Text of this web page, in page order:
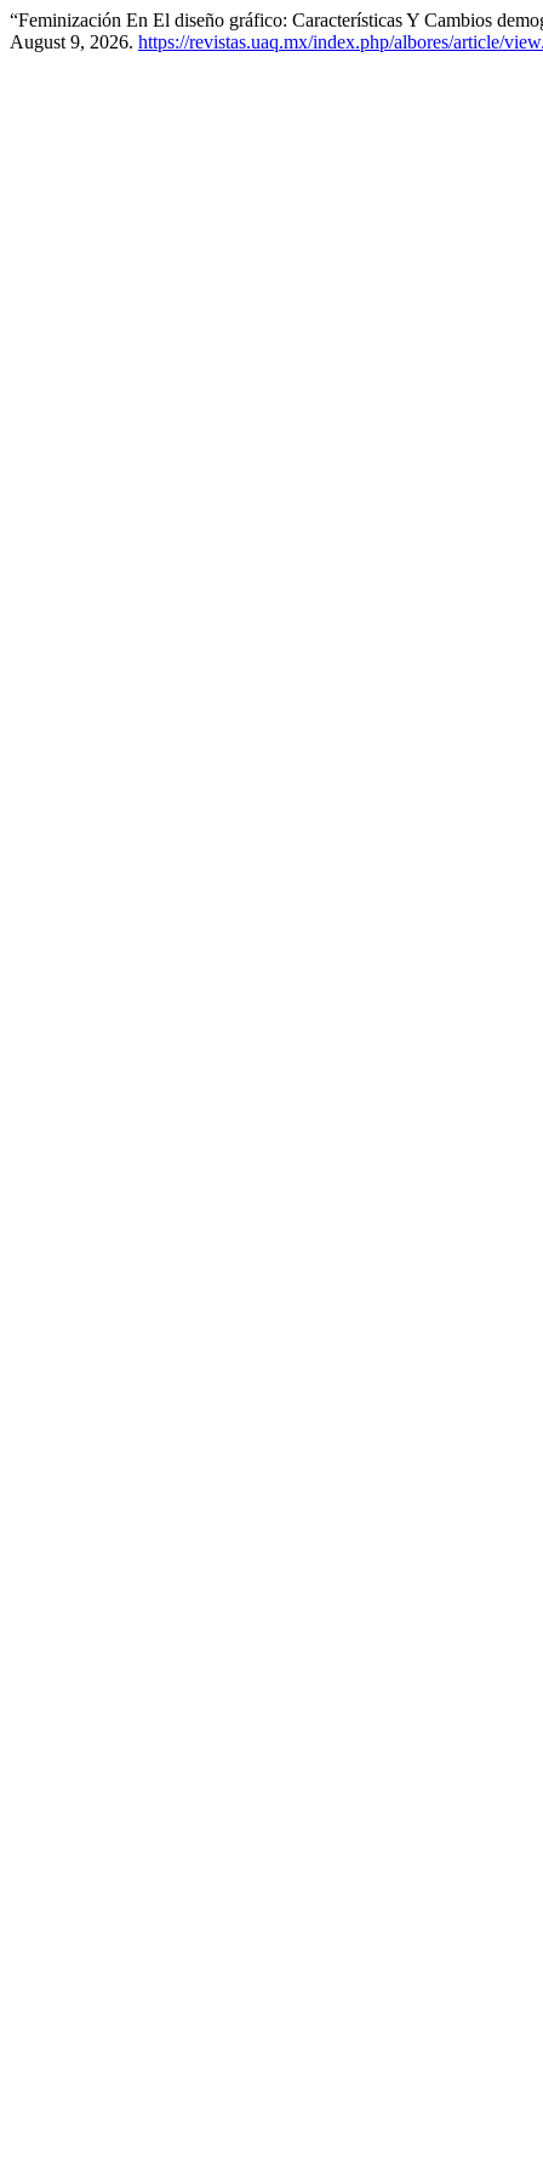
“Feminización En El diseño gráfico: Características Y Cambios
August 9, 2026. https://revistas.uaq.mx/index.php/albores/article/